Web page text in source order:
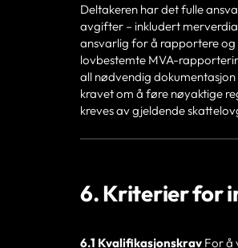
Deltakeren har det fulle
avgifter – inkludert
ansvarlig for å rapportere og
lovbestemte MVA-
all nødvendig
kravet om å føre nøyaktige
kreves av gjeldende
6. Kriterier for
6.1 Kvalifikasjonskrav For å